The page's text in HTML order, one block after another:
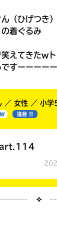
（ひげつき）
着ぐるみ
えてきたw
すーーーー
／ 女性 ／ 小学
注目 !!
✧